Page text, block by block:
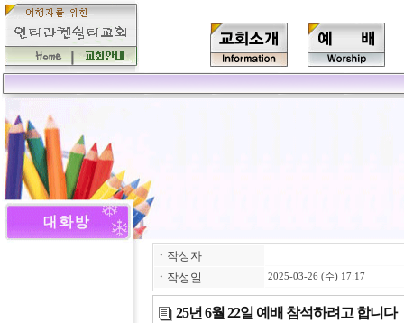
ㆍ 작성자
ㆍ 작성일 2025-03-26 (수) 17:17
25년 6월 22일 예배 참석하려고 합니다